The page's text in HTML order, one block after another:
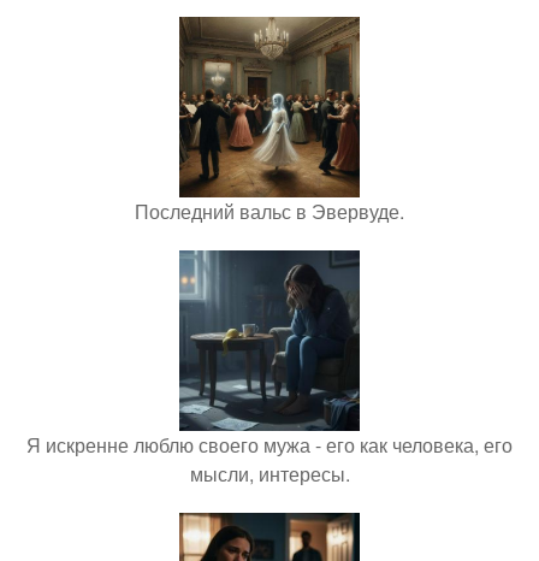
Последний вальс в Эвервуде.
Я искренне люблю своего мужа - его как человека, его
мысли, интересы.